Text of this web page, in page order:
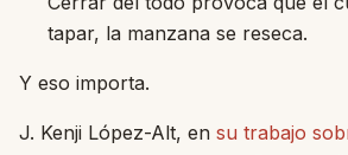
tapar, la manzana se reseca.
Y eso importa.
J. Kenji López-Alt, en su trabajo